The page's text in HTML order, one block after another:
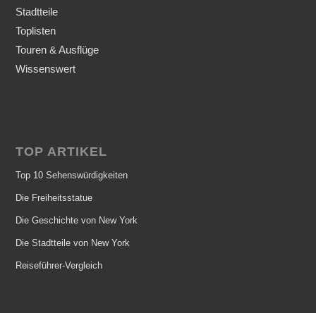
Stadtteile
Toplisten
Touren & Ausflüge
Wissenswert
TOP ARTIKEL
Top 10 Sehenswürdigkeiten
Die Freiheitsstatue
Die Geschichte von New York
Die Stadtteile von New York
Reiseführer-Vergleich